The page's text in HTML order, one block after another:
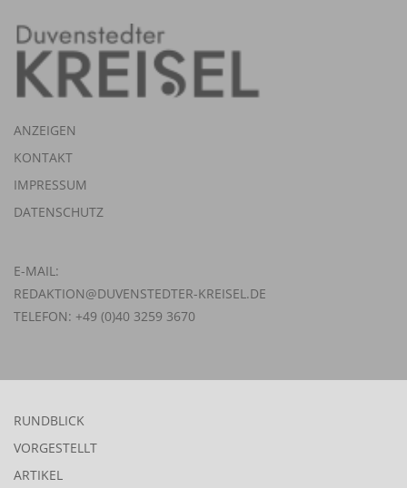
ANZEIGEN
KONTAKT
IMPRESSUM
DATENSCHUTZ
E-MAIL:
REDAKTION@DUVENSTEDTER-KREISEL.DE
TELEFON: +49 (0)40 3259 3670
RUNDBLICK
VORGESTELLT
ARTIKEL